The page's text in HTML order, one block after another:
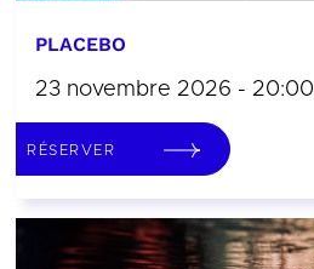
PLACEBO
23 novembre 2026 - 20:00
RÉSERVER